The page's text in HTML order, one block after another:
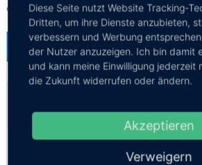
die Reiseroute von Ayutthaya nach
Ayutthaya - Si Sa Ket
Mehr
Kosten:
Express
Diese Seite nutzt Website Tracking-
Dritten, um ihre Dienste anzubieten,
verbessern und Werbung
der Nutzer anzuzeigen. Ich bin damit
und kann meine Einwilligung jederzeit
die Zukunft widerrufen oder ändern.
Akzeptieren
Verweigern